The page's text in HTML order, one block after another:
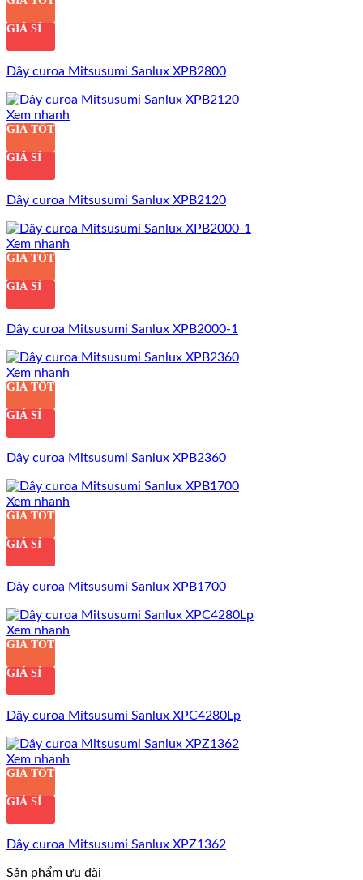
GIÁ SỈ
Dây curoa Mitsusumi Sanlux XPB2800
Xem nhanh
GIÁ TỐT
GIÁ SỈ
Dây curoa Mitsusumi Sanlux XPB2120
Xem nhanh
GIÁ TỐT
GIÁ SỈ
Dây curoa Mitsusumi Sanlux XPB2000-1
Xem nhanh
GIÁ TỐT
GIÁ SỈ
Dây curoa Mitsusumi Sanlux XPB2360
Xem nhanh
GIÁ TỐT
GIÁ SỈ
Dây curoa Mitsusumi Sanlux XPB1700
Xem nhanh
GIÁ TỐT
GIÁ SỈ
Dây curoa Mitsusumi Sanlux XPC4280Lp
Xem nhanh
GIÁ TỐT
GIÁ SỈ
Dây curoa Mitsusumi Sanlux XPZ1362
Sản phẩm ưu đãi